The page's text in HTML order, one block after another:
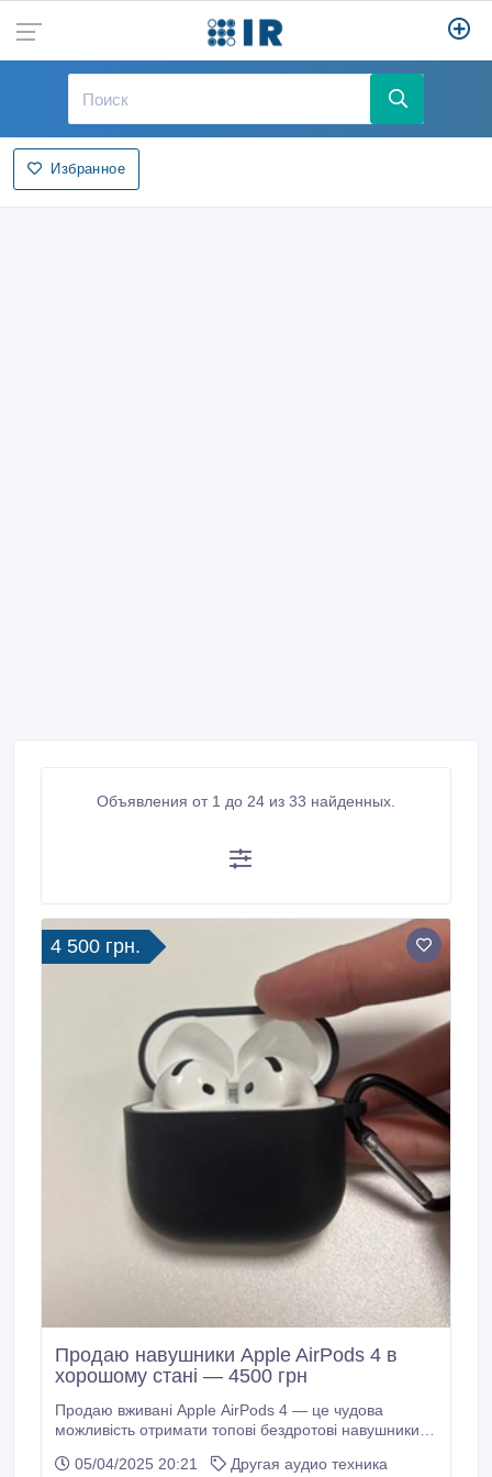
Избранное
Объявления от 1 до 24 из 33 найденных.
4 500 грн.
Продаю навушники Apple AirPods 4 в
хорошому стані — 4500 грн
Продаю вживані Apple AirPods 4 — це чудова
можливість отримати топові бездротові навушники з
Якість звуку, комфорт і зручність користування — усе
05/04/2025 20:21
Другая аудио техника